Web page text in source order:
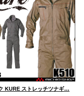
KURE ストレッチツナギ…